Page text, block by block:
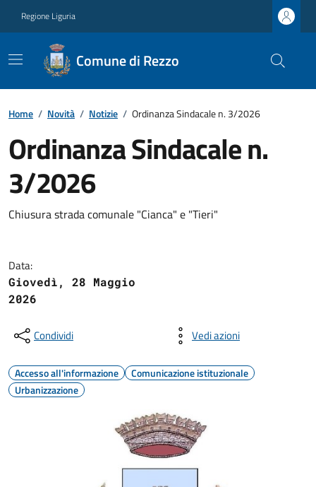
Regione Liguria
Comune di Rezzo
Home / Novità / Notizie / Ordinanza Sindacale n. 3/2026
Ordinanza Sindacale n.
3/2026
Chiusura strada comunale "Cianca" e "Tieri"
Data:
Giovedì, 28 Maggio
2026
Condividi Vedi azioni
Accesso all'informazione
Comunicazione istituzionale
Urbanizzazione